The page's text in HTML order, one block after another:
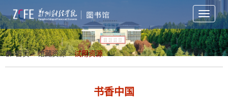
Toggle
首页>馆藏资源>试用资源
书香中国